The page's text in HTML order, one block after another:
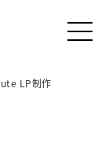
LP制作